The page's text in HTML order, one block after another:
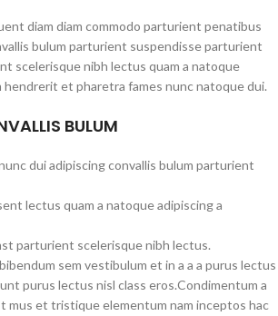
diam diam commodo parturient penatibus
bulum parturient suspendisse parturient
scelerisque nibh lectus quam a natoque
hendrerit et pharetra fames nunc natoque dui.
BULUM
dui adipiscing convallis bulum parturient
lectus quam a natoque adipiscing a
parturient scelerisque nibh lectus.
sem vestibulum et in a a a purus lectus
purus lectus nisl class eros.Condimentum a
mus et tristique elementum nam inceptos hac